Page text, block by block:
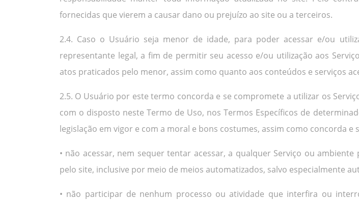
fornecidas que vierem a causar dano ou prejuízo ao site ou a terceiros.
2.4. Caso o Usuário seja menor de idade, para poder acessar e/ou
representante legal, a fim de permitir seu acesso e/ou utilização aos
atos praticados pelo menor, assim como quanto aos conteúdos e serviços
2.5. O Usuário por este termo concorda e se compromete a utilizar os
com o disposto neste Termo de Uso, nos Termos Específicos de
legislação em vigor e com a moral e bons costumes, assim como concorda
• não acessar, nem sequer tentar acessar, a qualquer Serviço ou
pelo site, inclusive por meio de meios automatizados, salvo especialmente
• não participar de nenhum processo ou atividade que interfira ou